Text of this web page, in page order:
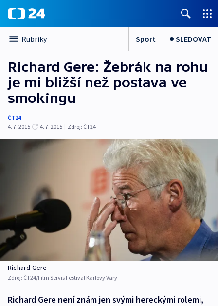
Rubriky Sport SLEDOVAT
Richard Gere: Žebrák na rohu
je mi bližší než postava ve
smokingu
ČT24
4. 7. 2015
4. 7. 2015 | Zdroj: ČT24
Richard Gere
Zdroj: ČT24/Film Servis Festival Karlovy Vary
Richard Gere není znám jen svými hereckými rolemi,